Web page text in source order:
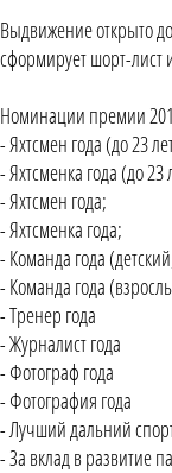
Выдвижение открыто
сформирует шорт-лист
Номинации премии
- Яхтсмен года (до 23
- Яхтсменка года (до 23
- Яхтсмен года;
- Яхтсменка года;
- Команда года
- Команда года
- Тренер года
- Журналист года
- Фотограф года
- Фотография года
- Лучший дальний
- За вклад в развитие